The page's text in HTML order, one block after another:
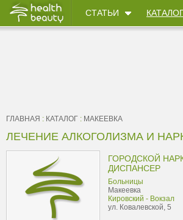
СТАТЬИ
ГЛАВНАЯ : КАТАЛОГ : МАКЕЕВКА
ЛЕЧЕНИЕ АЛКОГОЛИЗМА И
ГОРОДСКОЙ
ДИСПАНСЕР
Больницы
Макеевка
Кировский - Вокзал
ул. Ковалевской, 5